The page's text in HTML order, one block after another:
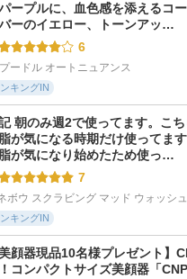
ープルに、血色感を添えるコ
ーのイエロー、トーンアッ…
6
ードル オートニュアンス
キングIN
朝のみ週2で使ってます。こ
が気になる時期だけ使ってま
が気になり始めたため使っ…
7
ボウ スクラビング マッド ウォッシュ
キングIN
美顔器現品10名様プレゼント】
コンパクトサイズ美顔器「